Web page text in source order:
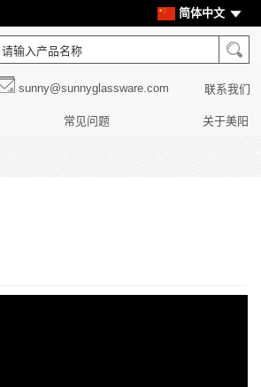
简体中文
sunny@sunnyglassware.com 联系我们
常见问题 关于美阳